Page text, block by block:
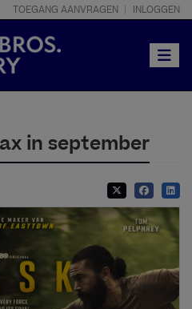
TOEGANG AANVRAGEN INLOGGEN
in september